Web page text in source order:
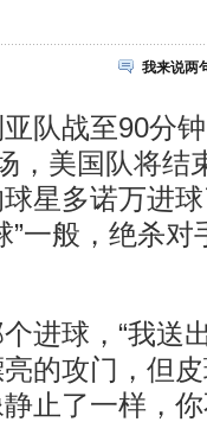
我来说两
战至90分钟
，美国队将结
星多诺万进
”一般，绝杀
球，“我送
的攻门，但
止了一样，